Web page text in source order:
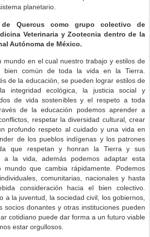
planetario.
Quercus como grupo colectivo de
Veterinaria y Zootecnia dentro de la
Autónoma de México.
mundo en el cual nuestro trabajo y estilos de
bien común de toda la vida en la Tierra.
de la educación, se pueden lograr estilos de
integridad ecológica, la justicia social y
de vida sostenibles y el respeto a toda
de la educación podemos aprender a
respetar la diversidad cultural, crear
profundo respeto al cuidado y una vida en
de los pueblos indígenas y los patrones
que respetan y honran la Tierra y sus
a la vida, además podemos adaptar esta
mundo que cambia rápidamente. Podemos
comunitarias, nacionales y hasta
consideración hacia el bien colectivo.
a la juventud, la sociedad civil, los gobiernos,
socios donantes y otras instituciones pueden
cotidiano puede dar forma a un futuro viable
estar orgullosos.